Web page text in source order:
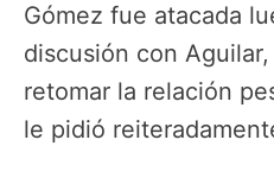
Gómez fue atacada
discusión con
retomar la relación
le pidió